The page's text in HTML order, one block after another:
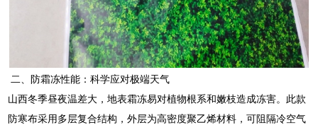
二、防霜冻性能：科学应对极端天气
山西冬季昼夜温差大，地表霜冻易对植物根系和嫩枝造成冻害。此款
防寒布采用多层复合结构，外层为高密度聚乙烯材料，可阻隔冷空气